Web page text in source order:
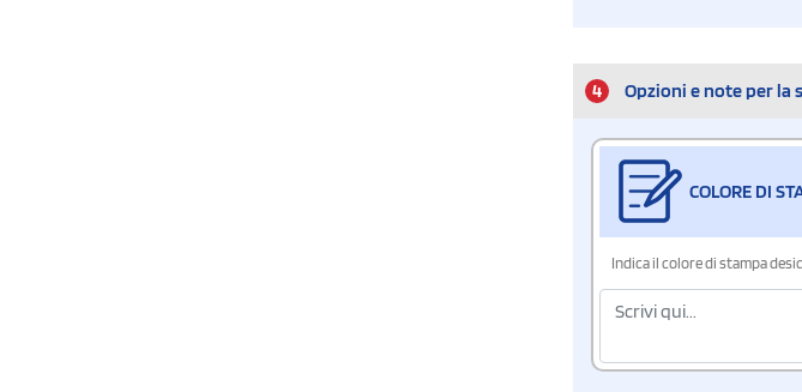
4 Opzioni e note per la
COLORE DI
Indica il colore di stampa